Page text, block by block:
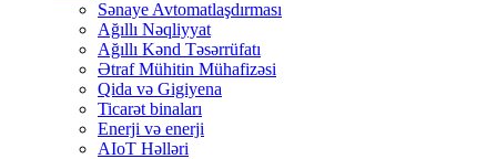
Sənaye Avtomatlaşdırması
Ağıllı Nəqliyyat
Ağıllı Kənd Təsərrüfatı
Ətraf Mühitin Mühafizəsi
Qida və Gigiyena
Ticarət binaları
Enerji və enerji
AIoT Həlləri